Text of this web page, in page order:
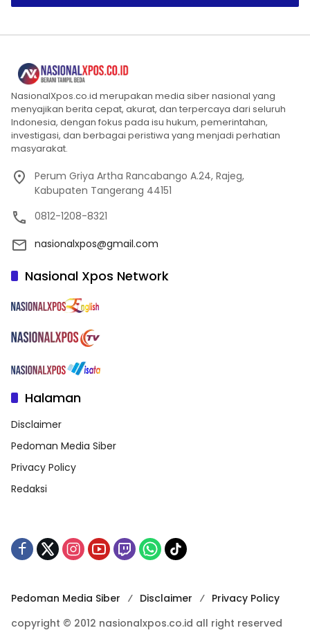
NasionalXpos.co.id merupakan media siber nasional yang
menyajikan berita cepat, akurat, dan terpercaya dari seluruh
Indonesia, dengan fokus pada isu hukum, pemerintahan,
investigasi, dan berbagai peristiwa yang menjadi perhatian
masyarakat.
Perum Griya Artha Rancabango A.24, Rajeg,
Kabupaten Tangerang 44151
0812-1208-8321
nasionalxpos@gmail.com
Nasional Xpos Network
Halaman
Disclaimer
Pedoman Media Siber
Privacy Policy
Redaksi
Pedoman Media Siber Disclaimer
Privacy Policy
copyright © 2012 nasionalxpos.co.id all right reserved